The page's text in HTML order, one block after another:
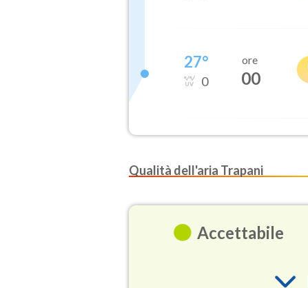
27°
0
ore
00
Qualità dell'aria Trapani
Accettabile